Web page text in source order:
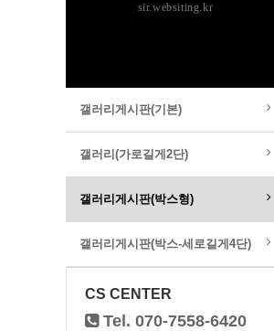
sir.websiting.kr
갤러리게시판(기본)
갤러리(가로길게2단)
갤러리게시판(박스형)
갤러리게시판(박스-세로길게4단)
CS CENTER
Tel. 070-7558-6420